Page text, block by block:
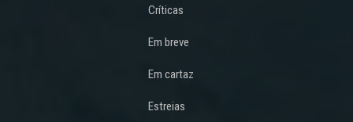
Críticas
Em breve
Em cartaz
Estreias